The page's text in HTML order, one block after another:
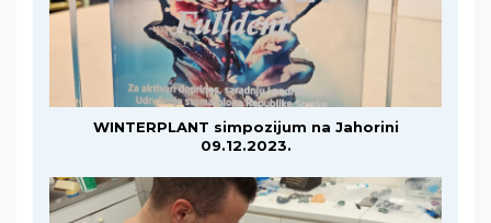
WINTERPLANT simpozijum na Jahorini
09.12.2023.